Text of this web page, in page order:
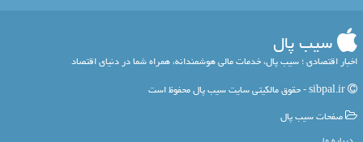
سیب پال
اخبار اقتصادی ؛ سیب پال، خدمات مالی هوشمندانه، همراه شما در دنیای اقتصاد
صفحات سیب پال